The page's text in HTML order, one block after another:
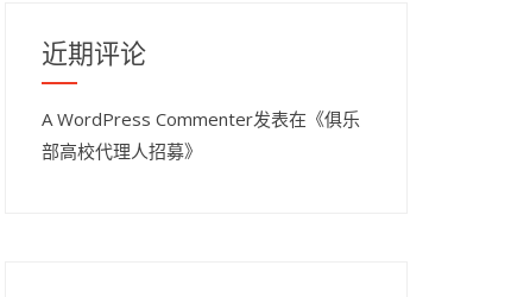
近期评论
A WordPress Commenter发表在《俱乐
部高校代理人招募》